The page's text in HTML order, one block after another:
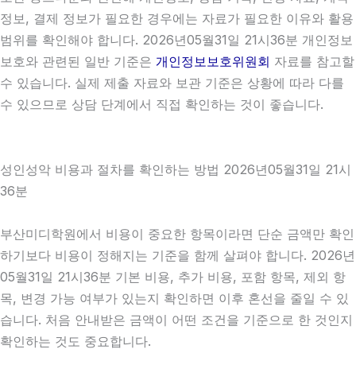
정보, 결제 정보가 필요한 경우에는 자료가 필요한 이유와 활용
범위를 확인해야 합니다. 2026년05월31일 21시36분 개인정보
보호와 관련된 일반 기준은 개인정보보호위원회 자료를 참고할
수 있습니다. 실제 제출 자료와 보관 기준은 상황에 따라 다를
수 있으므로 상담 단계에서 직접 확인하는 것이 좋습니다.
성인성악 비용과 절차를 확인하는 방법 2026년05월31일 21시
36분
부산미디학원에서 비용이 중요한 항목이라면 단순 금액만 확인
하기보다 비용이 정해지는 기준을 함께 살펴야 합니다. 2026년
05월31일 21시36분 기본 비용, 추가 비용, 포함 항목, 제외 항
목, 변경 가능 여부가 있는지 확인하면 이후 혼선을 줄일 수 있
습니다. 처음 안내받은 금액이 어떤 조건을 기준으로 한 것인지
확인하는 것도 중요합니다.